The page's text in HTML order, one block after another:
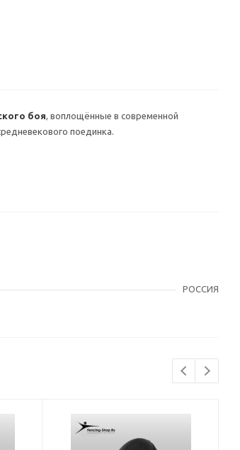
боя, воплощённые в современной
поединка.
РОССИЯ